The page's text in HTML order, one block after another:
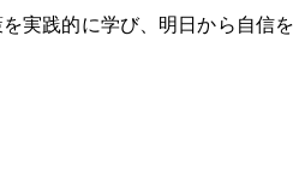
策を実践的に学び、明日から自